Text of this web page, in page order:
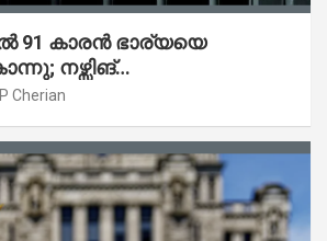
91 കാരൻ ഭാര്യയെ
നഴ്സിങ്
നൽകിയ വാഗ്ദാനം
Cherian